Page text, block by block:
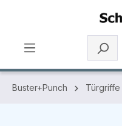
Zum Hauptinhalt springen
Buster+Punch Türgriffe